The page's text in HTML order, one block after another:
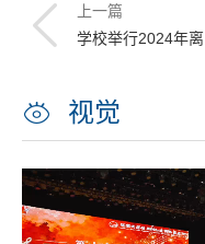
上一篇
学校举行2024年离退休人员情况通报会
视觉